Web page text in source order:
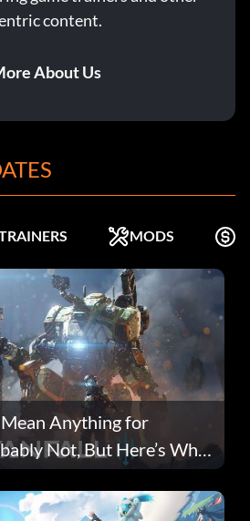
content.
About Us
MODS
Anything for
Not, But Here’s Why